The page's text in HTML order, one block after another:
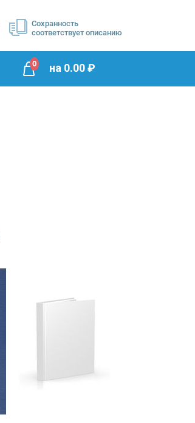
Сохранность
соответствует описанию
0 на 0.00₽